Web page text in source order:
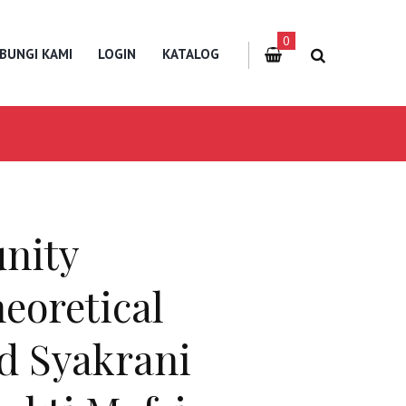
KAMI LOGIN KATALOG
0
Syakrani